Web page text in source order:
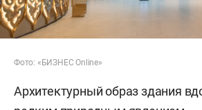
Фото: «БИЗНЕС Online»
Архитектурный образ здания